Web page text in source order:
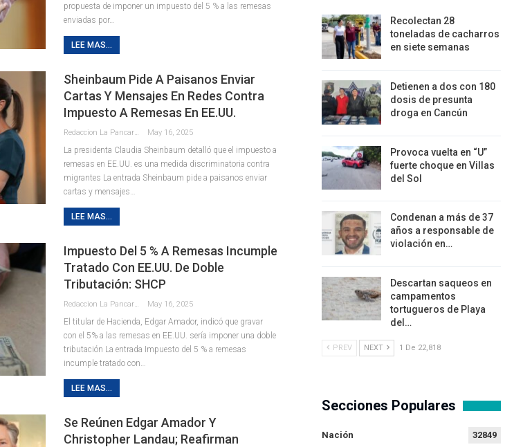
propuesta de imponer un impuesto del 5 % a las remesas
enviadas por…
LEE MAS...
Sheinbaum Pide A Paisanos Enviar
Cartas Y Mensajes En Redes Contra
Impuesto A Remesas En EE.UU.
May 16, 2025
La presidenta Claudia Sheinbaum detalló que el impuesto a
remesas en EE.UU. es una medida discriminatoria contra
migrantes La entrada Sheinbaum pide a paisanos enviar
cartas y mensajes…
LEE MAS...
Impuesto Del 5 % A Remesas Incumple
Tratado Con EE.UU. De Doble
Tributación: SHCP
May 16, 2025
El titular de Hacienda, Edgar Amador, indicó que gravar
con el 5% a las remesas en EE.UU. sería imponer una doble
tributación La entrada Impuesto del 5 % a remesas
incumple tratado con…
LEE MAS...
Se Reúnen Edgar Amador Y
Christopher Landau; Reafirman
Recolectan 28
toneladas de cacharros
en siete semanas
Detienen a dos con 180
dosis de presunta
droga en Cancún
Provoca vuelta en “U”
fuerte choque en Villas
del Sol
Condenan a más de 37
años a responsable de
violación en…
Descartan saqueos en
campamentos
tortugueros de Playa
del…
PREV NEXT 1 De 22,818
Secciones Populares
Nación 32849